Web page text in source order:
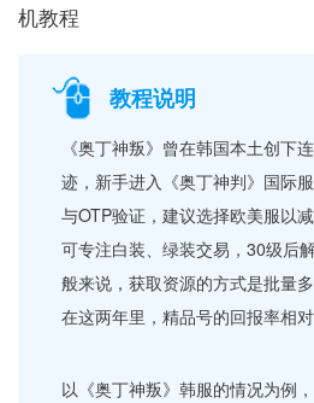
机教程
教程说明
《奥丁神叛》曾在韩国本土创下
迹，新手进入《奥丁神判》国际
与OTP验证，建议选择欧美服以
可专注白装、绿装交易，30级后
般来说，获取资源的方式是批量
在这两年里，精品号的回报率相对
以 《奥丁神叛》韩服的情况为例